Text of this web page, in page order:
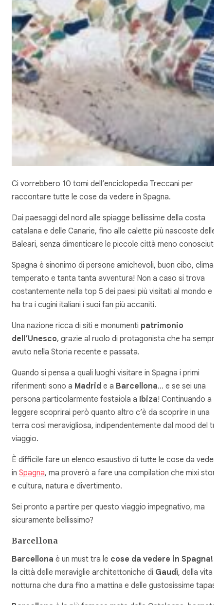
Ci vorrebbero 10 tomi dell’enciclopedia Treccani per
raccontare tutte le cose da vedere in Spagna.
Dai paesaggi del nord alle spiagge bellissime della costa
catalana e delle Canarie, fino alle calette più nascoste delle
Baleari, senza dimenticare le piccole città meno
Spagna è sinonimo di persone amichevoli, buon cibo, clima
temperato e tanta tanta avventura! Non a caso si trova
costantemente nella top 5 dei paesi più visitati al mondo e
ha tra i cugini italiani i suoi fan più accaniti.
Una nazione ricca di siti e monumenti patrimonio
dell’Unesco, grazie al ruolo di protagonista che ha
avuto nella Storia recente e passata.
Quando si pensa a quali luoghi visitare in Spagna i primi
riferimenti sono a Madrid e a Barcellona… e se sei una
persona particolarmente festaiola a Ibiza! Continuando a
leggere scoprirai però quanto altro c’è da scoprire in una
terra così meravigliosa, indipendentemente dal mood del
viaggio.
È difficile fare un elenco esaustivo di tutte le cose da
in Spagna, ma proverò a fare una compilation che mixi
e cultura, natura e divertimento.
Sei pronto a partire per questo viaggio impegnativo, ma
sicuramente bellissimo?
Barcellona
Barcellona è un must tra le cose da vedere in Spagna!
la città delle meraviglie architettoniche di Gaudì, della vita
notturna che dura fino a mattina e delle gustosissime tapas.